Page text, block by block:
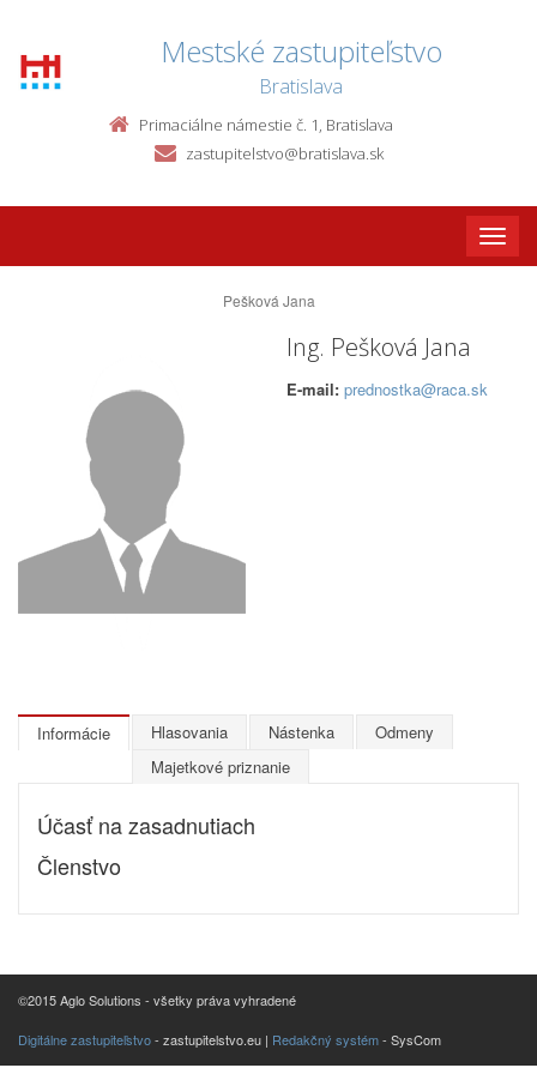
Mestské zastupiteľstvo
Bratislava
Primaciálne námestie č. 1, Bratislava
zastupitelstvo@bratislava.sk
Toggle
Pešková Jana
Ing. Pešková Jana
E-mail: prednostka@raca.sk
Informácie Hlasovania Nástenka
Odmeny
Majetkové priznanie
Účasť na zasadnutiach
Členstvo
©2015 Aglo Solutions - všetky práva vyhradené
Digitálne zastupiteľstvo- zastupitelstvo.eu | Redakčný systém- SysCom